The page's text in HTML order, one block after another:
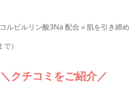
ルビルリン酸3Na 配合＝肌を引き締
）
＼クチコミをご紹介／